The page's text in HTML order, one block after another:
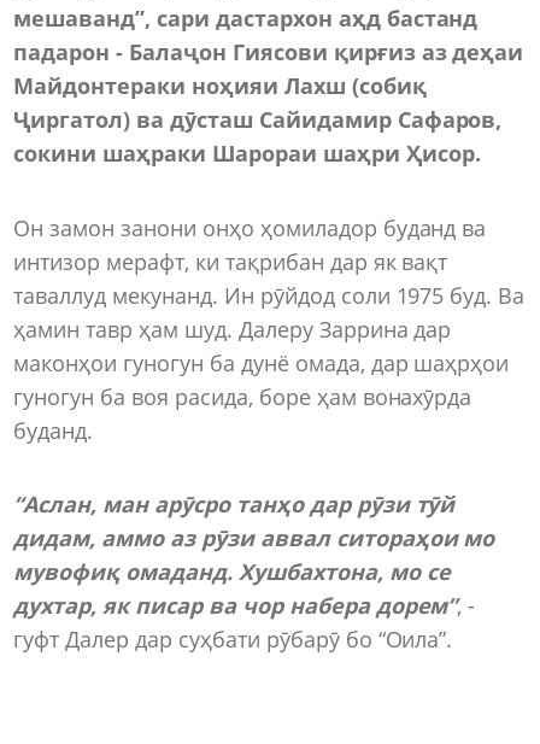
мешаванд”, сари дастархон аҳд бастанд
падарон - Балаҷон Гиясови қирғиз аз деҳаи
Майдонтераки ноҳияи Лахш (собиқ
Ҷиргатол) ва дӯсташ Сайидамир Сафаров,
сокини шаҳраки Шарораи шаҳри Ҳисор.
Он замон занони онҳо ҳомиладор буданд ва
интизор мерафт, ки тақрибан дар як вақт
таваллуд мекунанд. Ин рӯйдод соли 1975 буд. Ва
ҳамин тавр ҳам шуд. Далеру Заррина дар
маконҳои гуногун ба дунё омада, дар шаҳрҳои
гуногун ба воя расида, боре ҳам вонахӯрда
буданд.
“Аслан, ман арӯсро танҳо дар рӯзи тӯй
дидам, аммо аз рӯзи аввал ситораҳои мо
мувофиқ омаданд. Хушбахтона, мо се
духтар, як писар ва чор набера дорем”, -
гуфт Далер дар суҳбати рӯбарӯ бо “Оила”.